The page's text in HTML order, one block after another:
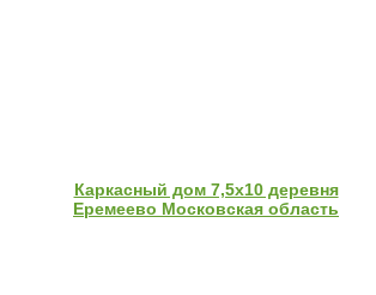
Каркасный дом 7,5х10 деревня
Еремеево Московская область